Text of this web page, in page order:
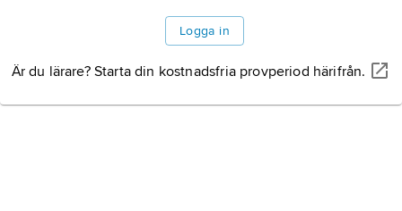
Logga in
Är du lärare? Starta din kostnadsfria provperiod härifrån.